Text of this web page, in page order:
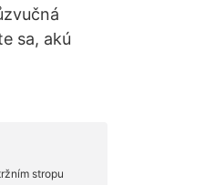
sa, akú